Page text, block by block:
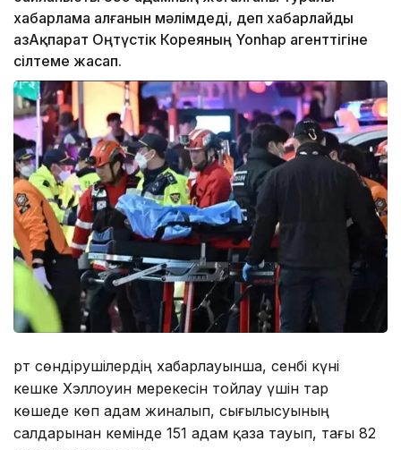
хабарлама алғанын мәлімдеді, деп хабарлайды
ҚазАқпарат Оңтүстік Кореяның Yonhap агенттігіне
сілтеме жасап.
Өрт сөндірушілердің хабарлауынша, сенбі күні
кешке Хэллоуин мерекесін тойлау үшін тар
көшеде көп адам жиналып, сығылысуының
салдарынан кемінде 151 адам қаза тауып, тағы 82